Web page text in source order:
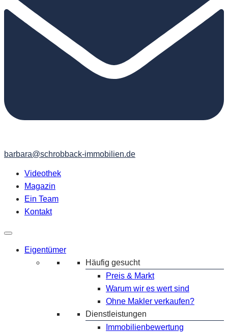
barbara@schrobback-immobilien.de
Videothek
Magazin
Ein Team
Kontakt
Eigentümer
Häufig gesucht
Preis & Markt
Warum wir es wert sind
Ohne Makler verkaufen?
Dienstleistungen
Immobilienbewertung